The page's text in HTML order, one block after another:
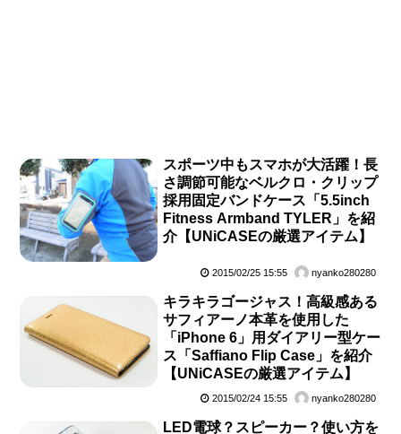
スポーツ中もスマホが大活躍！長
さ調節可能なベルクロ・クリップ
採用固定バンドケース「5.5inch
Fitness Armband TYLER」を紹
介【UNiCASEの厳選アイテム】
2015/02/25 15:55 nyanko280280
キラキラゴージャス！高級感ある
サフィアーノ本革を使用した
「iPhone 6」用ダイアリー型ケー
ス「Saffiano Flip Case」を紹介
【UNiCASEの厳選アイテム】
2015/02/24 15:55 nyanko280280
LED電球？スピーカー？使い方を